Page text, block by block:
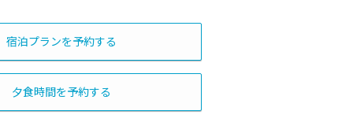
宿泊プランを予約する
夕食時間を予約する